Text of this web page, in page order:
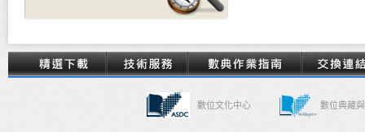
數位文化中心 數位典藏